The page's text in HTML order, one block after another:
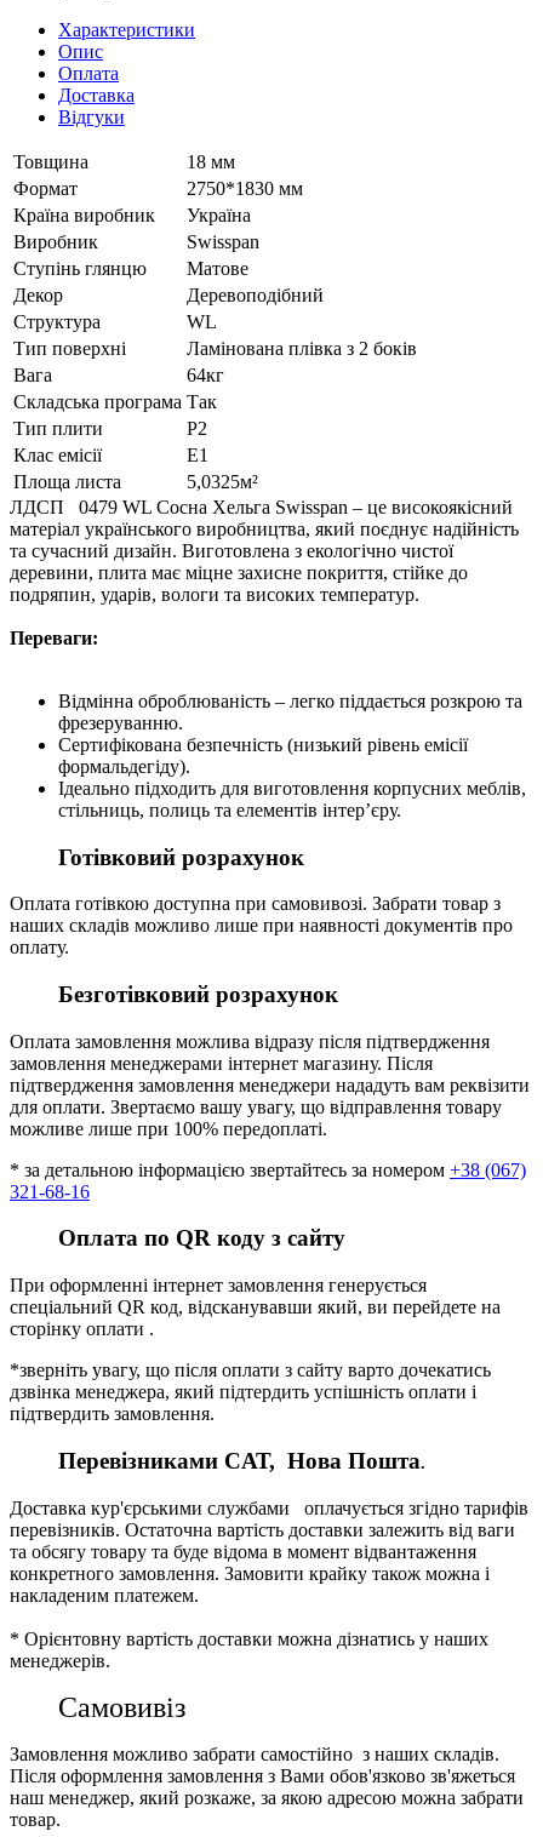
Характеристики
Опис
Оплата
Доставка
Відгуки
Товщина
18 мм
Формат
2750*1830 мм
Країна виробник
Україна
Виробник
Swisspan
Ступінь глянцю
Матове
Декор
Деревоподібний
Структура
WL
Тип поверхні
Ламінована плівка з 2 боків
Вага
64кг
Складська програма Так
Тип плити
P2
Клас емісії
E1
Площа листа
5,0325м²
ЛДСП 0479 WL Сосна Хельга Swisspan – це високоякісний
матеріал українського виробництва, який поєднує надійність
та сучасний дизайн. Виготовлена з екологічно чистої
деревини, плита має міцне захисне покриття, стійке до
подряпин, ударів, вологи та високих температур.
Переваги:
Відмінна оброблюваність – легко піддається розкрою та
фрезеруванню.
Сертифікована безпечність (низький рівень емісії
формальдегіду).
Ідеально підходить для виготовлення корпусних меблів,
стільниць, полиць та елементів інтер’єру.
Готівковий розрахунок
Оплата готівкою доступна при самовивозі. Забрати товар з
наших складів можливо лише при наявності документів про
оплату.
Безготівковий розрахунок
Оплата замовлення можлива відразу після підтвердження
замовлення менеджерами інтернет магазину. Після
підтвердження замовлення менеджери нададуть вам реквізити
для оплати. Звертаємо вашу увагу, що відправлення товару
можливе лише при 100% передоплаті.
* за детальною інформацією звертайтесь за номером +38 (067)
321-68-16
Оплата по QR коду з сайту
При оформленні інтернет замовлення генерується
спеціальний QR код, відсканувавши який, ви перейдете на
сторінку оплати .
*зверніть увагу, що після оплати з сайту варто дочекатись
дзвінка менеджера, який підтердить успішність оплати і
підтвердить замовлення.
Перевізниками CАТ, Нова Пошта.
Доставка кур'єрськими службами оплачується згідно тарифів
перевізників. Остаточна вартість доставки залежить від ваги
та обсягу товару та буде відома в момент відвантаження
конкретного замовлення. Замовити крайку також можна і
накладеним платежем.
* Орієнтовну вартість доставки можна дізнатись у наших
менеджерів.
Самовивіз
Замовлення можливо забрати самостійно з наших складів.
Після оформлення замовлення з Вами обов'язково зв'яжеться
наш менеджер, який розкаже, за якою адресою можна забрати
товар.